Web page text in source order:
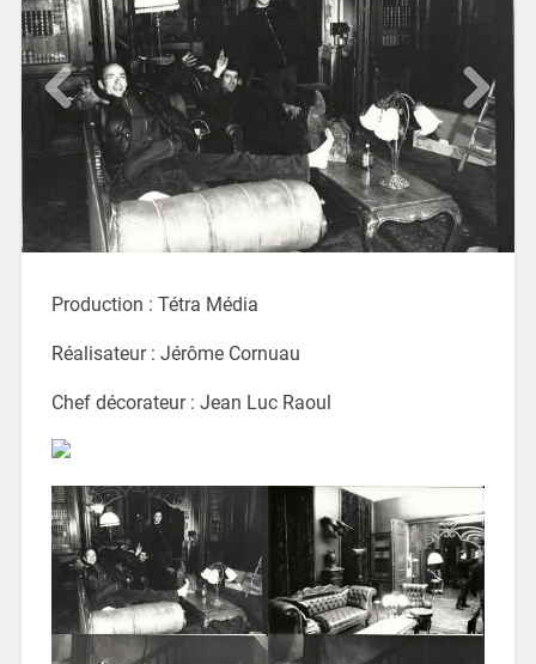
Production : Tétra Média
Réalisateur : Jérôme Cornuau
Chef décorateur : Jean Luc Raoul